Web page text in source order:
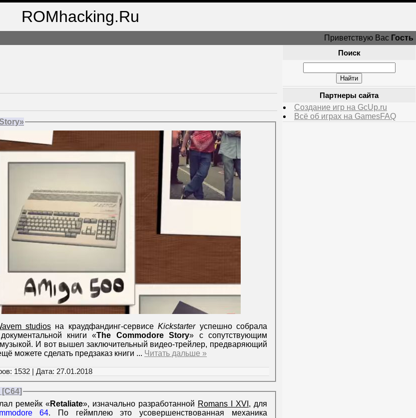
ROMhacking.Ru
Приветствую Вас Гость
studios на краудфандинг-сервисе Kickstarterуспешно собрала
книги «The Commodore Story» с сопутствующим
И вот вышел заключительный видео-трейлер, предваряющий
можете сделать предзаказ книги ... Читать дальше »
1532 | Дата: 27.01.2018
ремейк «Retaliate», изначально разработанной Romans I XVI , для
64. По геймплею это усовершенствованная механика
Поиск
Партнеры сайта
Создание игр на GcUp.ru
Всё об играх на GamesFAQ